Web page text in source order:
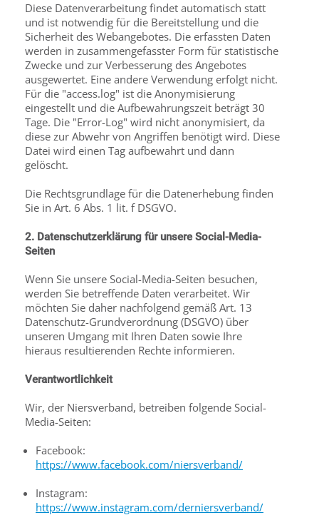
Diese Datenverarbeitung findet automatisch statt
und ist notwendig für die Bereitstellung und die
Sicherheit des Webangebotes. Die erfassten Daten
werden in zusammengefasster Form für statistische
Zwecke und zur Verbesserung des Angebotes
ausgewertet. Eine andere Verwendung erfolgt nicht.
Für die "access.log" ist die Anonymisierung
eingestellt und die Aufbewahrungszeit beträgt 30
Tage. Die "Error-Log" wird nicht anonymisiert, da
diese zur Abwehr von Angriffen benötigt wird. Diese
Datei wird einen Tag aufbewahrt und dann
gelöscht.
Die Rechtsgrundlage für die Datenerhebung finden
Sie in Art. 6 Abs. 1 lit. f DSGVO.
2. Datenschutzerklärung für unsere Social-Media-
Seiten
Wenn Sie unsere Social-Media-Seiten besuchen,
werden Sie betreffende Daten verarbeitet. Wir
möchten Sie daher nachfolgend gemäß Art. 13
Datenschutz-Grundverordnung (DSGVO) über
unseren Umgang mit Ihren Daten sowie Ihre
hieraus resultierenden Rechte informieren.
Verantwortlichkeit
Wir, der Niersverband, betreiben folgende Social-
Media-Seiten:
Facebook:
https://www.facebook.com/niersverband/
Instagram:
https://www.instagram.com/derniersverband/